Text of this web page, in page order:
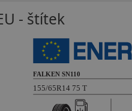
- štítek